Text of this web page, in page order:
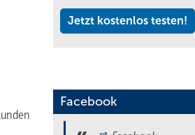
Jetzt kostenlos testen!
Facebook